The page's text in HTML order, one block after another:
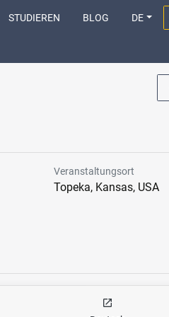
STUDIEREN BLOG DE
Veranstaltungsort
Topeka, Kansas, USA
open_in_new